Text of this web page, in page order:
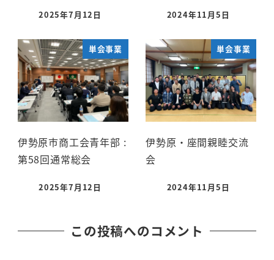
2025年7月12日 2024年11月5日
単会事業
伊勢原市商工会青年部 :
第58回通常総会
2025年7月12日
単会事業
伊勢原・座間親睦交流
会
2024年11月5日
この投稿へのコメント